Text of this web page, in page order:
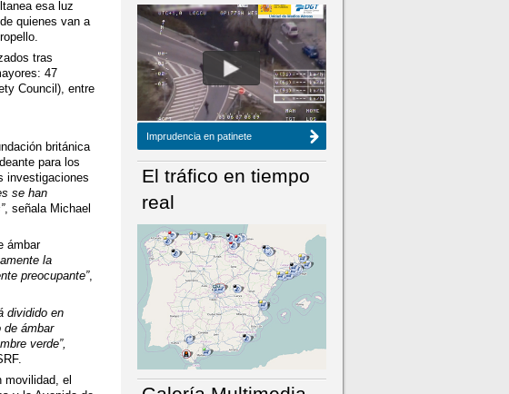
esa luz
quienes van a
tras
47
Council), entre
británica
para los
investigaciones
se han
, señala Michael
ámbar
la
preocupante”,
dividido en
de ámbar
verde”,
el
NÚMERO ACTUAL HEMEROTECA
Imprudencia en patinete
El tráfico en tiempo
real